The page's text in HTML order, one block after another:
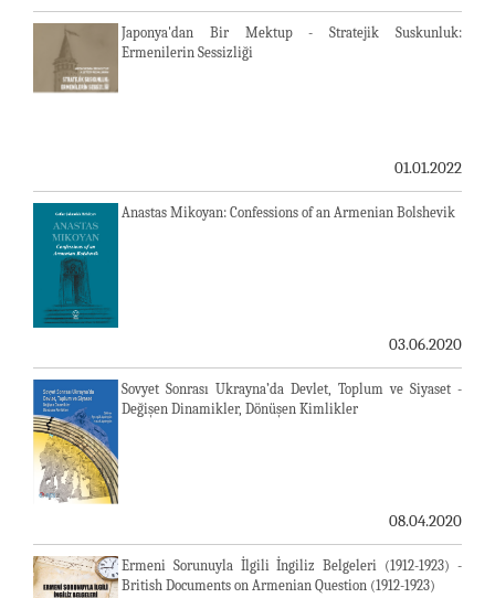
Japonya'dan Bir Mektup - Stratejik Suskunluk:
Ermenilerin Sessizliği
01.01.2022
Anastas Mikoyan: Confessions of an Armenian Bolshevik
03.06.2020
Sovyet Sonrası Ukrayna’da Devlet, Toplum ve Siyaset -
Değişen Dinamikler, Dönüşen Kimlikler
08.04.2020
Ermeni Sorunuyla İlgili İngiliz Belgeleri (1912-1923) -
British Documents on Armenian Question (1912-1923)